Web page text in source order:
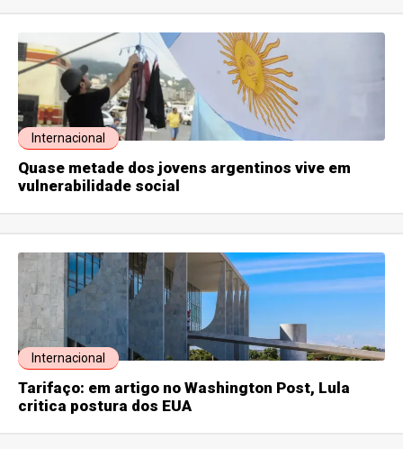
Internacional
Quase metade dos jovens argentinos vive em
vulnerabilidade social
Internacional
Tarifaço: em artigo no Washington Post, Lula
critica postura dos EUA